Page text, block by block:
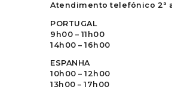
Atendimento telefónico 2ª
PORTUGAL
9h00 – 11h00
14h00 – 16h00
ESPANHA
10h00 – 12h00
13h00 – 17h00